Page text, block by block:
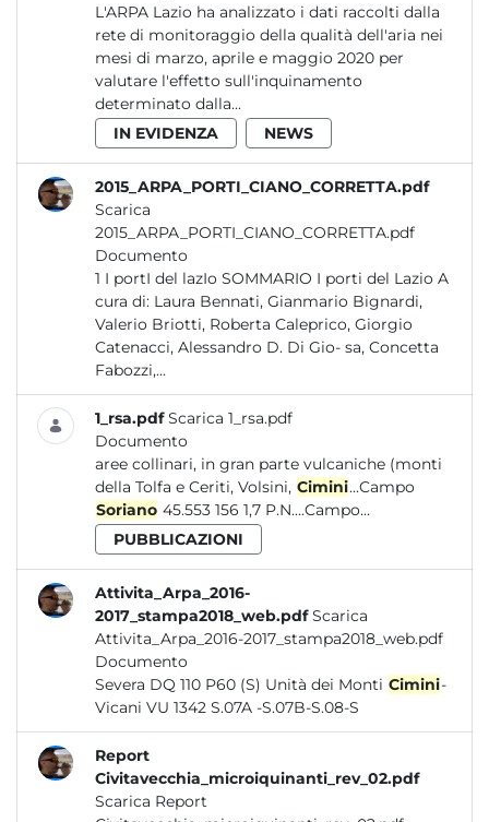
L'ARPA Lazio ha analizzato i dati raccolti dalla
rete di monitoraggio della qualità dell'aria nei
mesi di marzo, aprile e maggio 2020 per
valutare l'effetto sull'inquinamento
determinato dalla...
IN EVIDENZA
NEWS
2015_ARPA_PORTI_CIANO_CORRETTA.pdf
Scarica
2015_ARPA_PORTI_CIANO_CORRETTA.pdf
Documento
1 I portI del lazIo SOMMARIO I porti del Lazio A
cura di: Laura Bennati, Gianmario Bignardi,
Valerio Briotti, Roberta Caleprico, Giorgio
Catenacci, Alessandro D. Di Gio- sa, Concetta
Fabozzi,...
1_rsa.pdf Scarica 1_rsa.pdf
Documento
aree collinari, in gran parte vulcaniche (monti
della Tolfa e Ceriti, Volsini, Cimini...Campo
Soriano
45.553 156 1,7 P.N....Campo...
PUBBLICAZIONI
Attivita_Arpa_2016-
2017_stampa2018_web.pdf Scarica
Attivita_Arpa_2016-2017_stampa2018_web.pdf
Documento
Severa DQ 110 P60 (S) Unità dei Monti Cimini-
Vicani VU 1342 S.07A -S.07B-S.08-S
Report
Civitavecchia_microiquinanti_rev_02.pdf
Scarica Report